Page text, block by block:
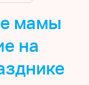
мамы
на